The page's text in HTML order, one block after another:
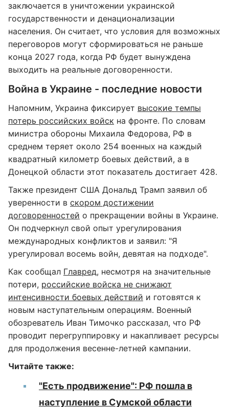
заключается в уничтожении украинской
государственности и денационализации
населения. Он считает, что условия для возможных
переговоров могут сформироваться не раньше
конца 2027 года, когда РФ будет вынуждена
выходить на реальные договоренности.
Война в Украине - последние новости
Напомним, Украина фиксирует высокие темпы
потерь российских войск на фронте. По словам
министра обороны Михаила Федорова, РФ в
среднем теряет около 254 военных на каждый
квадратный километр боевых действий, а в
Донецкой области этот показатель достигает 428.
Также президент США Дональд Трамп заявил об
уверенности в скором достижении
договоренностей о прекращении войны в Украине.
Он подчеркнул свой опыт урегулирования
международных конфликтов и заявил: "Я
урегулировал восемь войн, девятая на подходе".
Как сообщал Главред, несмотря на значительные
потери, российские войска не снижают
интенсивности боевых действий и готовятся к
новым наступательным операциям. Военный
обозреватель Иван Тимочко рассказал, что РФ
проводит перегруппировку и накапливает ресурсы
для продолжения весенне-летней кампании.
Читайте также:
"Есть продвижение": РФ пошла в
наступление в Сумской области